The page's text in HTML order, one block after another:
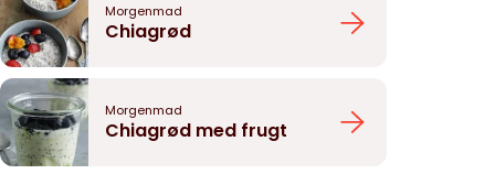
Morgenmad
Chiagrød
Morgenmad
Chiagrød med frugt